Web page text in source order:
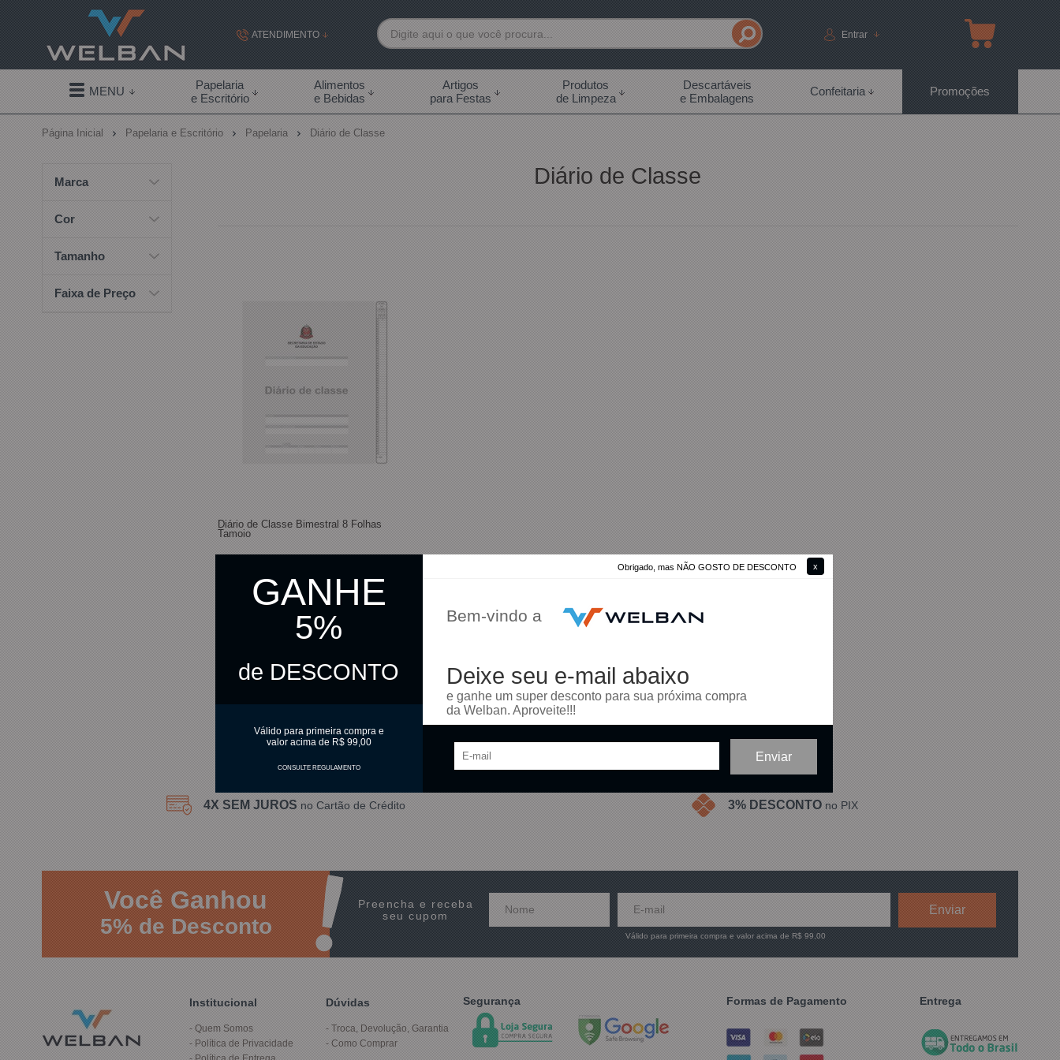
Obrigado, mas NÃO GOSTO DE DESCONTO
GANHE
5%
de DESCONTO
Válido para primeira compra e
valor acima de R$ 99,00
CONSULTE REGULAMENTO
Bem-vindo a
Deixe seu e-mail abaixo
e ganhe um super desconto para sua próxima compra
da Welban. Aproveite!!!
ATENDIMENTO
(19) 99855-7892
(19) 99855-7892
contato@welban.com.br
Segunda à sexta - 08:30h às 18:00h Sábados -
09:00h às 14:00h
Entrar
MENU
Papelaria
e Escritório
Alimentos
e Bebidas
Artigos
para Festas
Produtos
de Limpeza
Descartáveis
e Embalagens
Confeitaria Promoções
Página Inicial Papelaria e Escritório Papelaria Diário de Classe
Marca
Cor
Tamanho
Faixa de Preço
Diário de Classe
Diário de Classe Bimestral 8 Folhas
Tamoio
R$ 10,90
4X SEM JUROS no Cartão de Crédito 3% DESCONTO no PIX
VocêGanhou
5%de Desconto
Preencha e receba
seu cupom
Válido para primeira compra e valor acima de R$ 99,00
Institucional
Quem Somos
Política de Privacidade
Dúvidas
Troca, Devolução, Garantia
Como Comprar
Segurança Formas de Pagamento Entrega